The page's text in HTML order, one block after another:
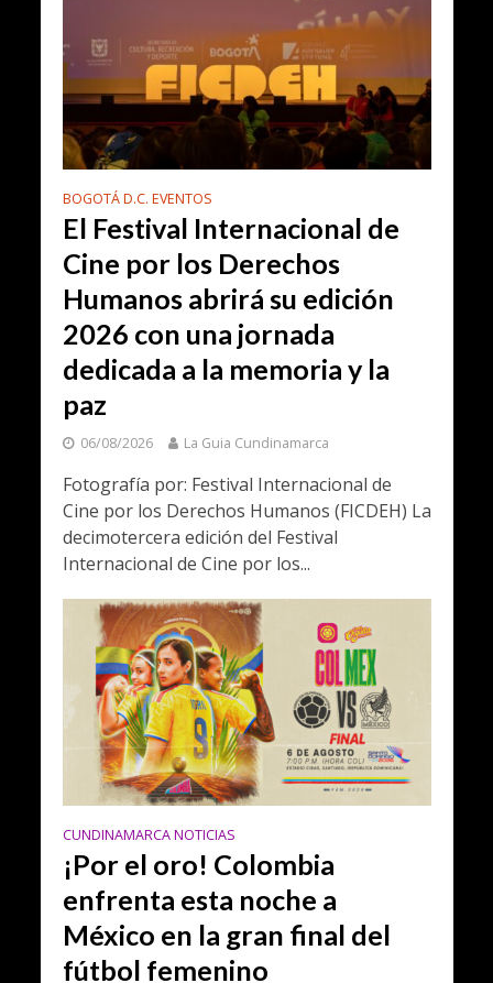
BOGOTÁ D.C. EVENTOS
El Festival Internacional de
Cine por los Derechos
Humanos abrirá su edición
2026 con una jornada
dedicada a la memoria y la
paz
06/08/2026 La Guia Cundinamarca
Fotografía por: Festival Internacional de
Cine por los Derechos Humanos (FICDEH) La
decimotercera edición del Festival
Internacional de Cine por los...
CUNDINAMARCA NOTICIAS
¡Por el oro! Colombia
enfrenta esta noche a
México en la gran final del
fútbol femenino